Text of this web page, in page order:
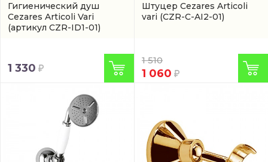
Гигиенический душ
Cezares Articoli Vari
(артикул CZR-ID1-01)
1 330
Штуцер Cezares Articoli
vari (CZR-C-AI2-01)
1 510
1 060